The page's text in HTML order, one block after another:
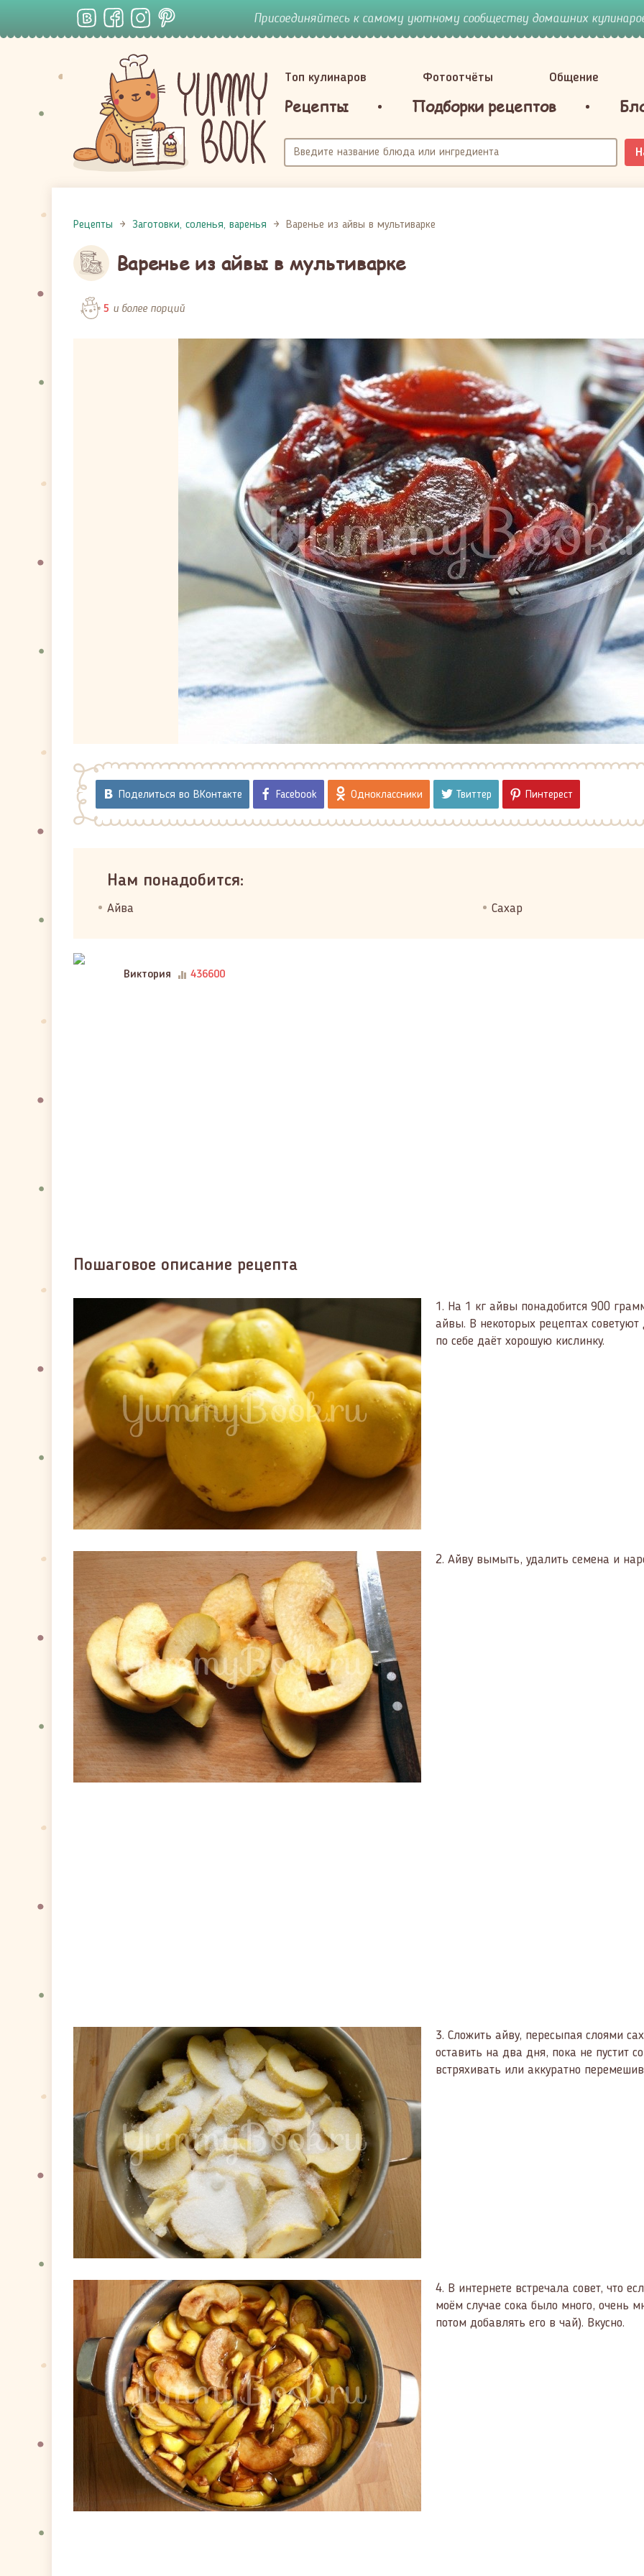
Присоединяйтесь к самому уютному сообществу домашних
Топ кулинаров Фотоотчёты Общение
Рецепты Подборки рецептов
Рецепты Заготовки, соленья, варенья Варенье из айвы в мультиварке
Варенье из айвы в мультиварке
5 и более порций
Поделиться во ВКонтакте Facebook Одноклассники Твиттер Пинтерест
Нам понадобится:
Айва Сахар
Виктория 436600
Пошаговое описание рецепта
1. На 1 кг айвы понадобится 900
айвы. В некоторых рецептах
по себе даёт хорошую кислинку.
2. Айву вымыть, удалить семена и
3. Сложить айву, пересыпая слоями
оставить на два дня, пока не пустит
встряхивать или аккуратно
4. В интернете встречала совет, что
моём случае сока было много, очень
потом добавлять его в чай). Вкусно.